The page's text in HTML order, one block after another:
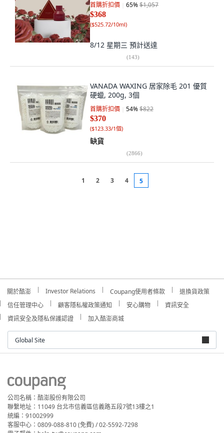
首購折扣價 65%$1,057
$368
($525.72/10ml)
8/12 星期三 預計送達
(143)
VANADA WAXING 居家除毛 201 優質
硬蠟, 200g, 3個
首購折扣價 54%$822
$370
($123.33/1個)
缺貨
(2866)
1 2 3 4 5
關於酷澎 Investor Relations Coupang使用者條款
退換貨政策
信任管理中心
顧客隱私權政策通知 安心購物
資訊安全
資訊安全及隱私保護認證
加入酷澎商城
Global Site
公司名稱：酷澎股份有限公司
聯繫地址：11049 台北市信義區信義路五段7號13樓之1
統編：91002999
客服中心：0809-088-810 (免費) / 02-5592-7298